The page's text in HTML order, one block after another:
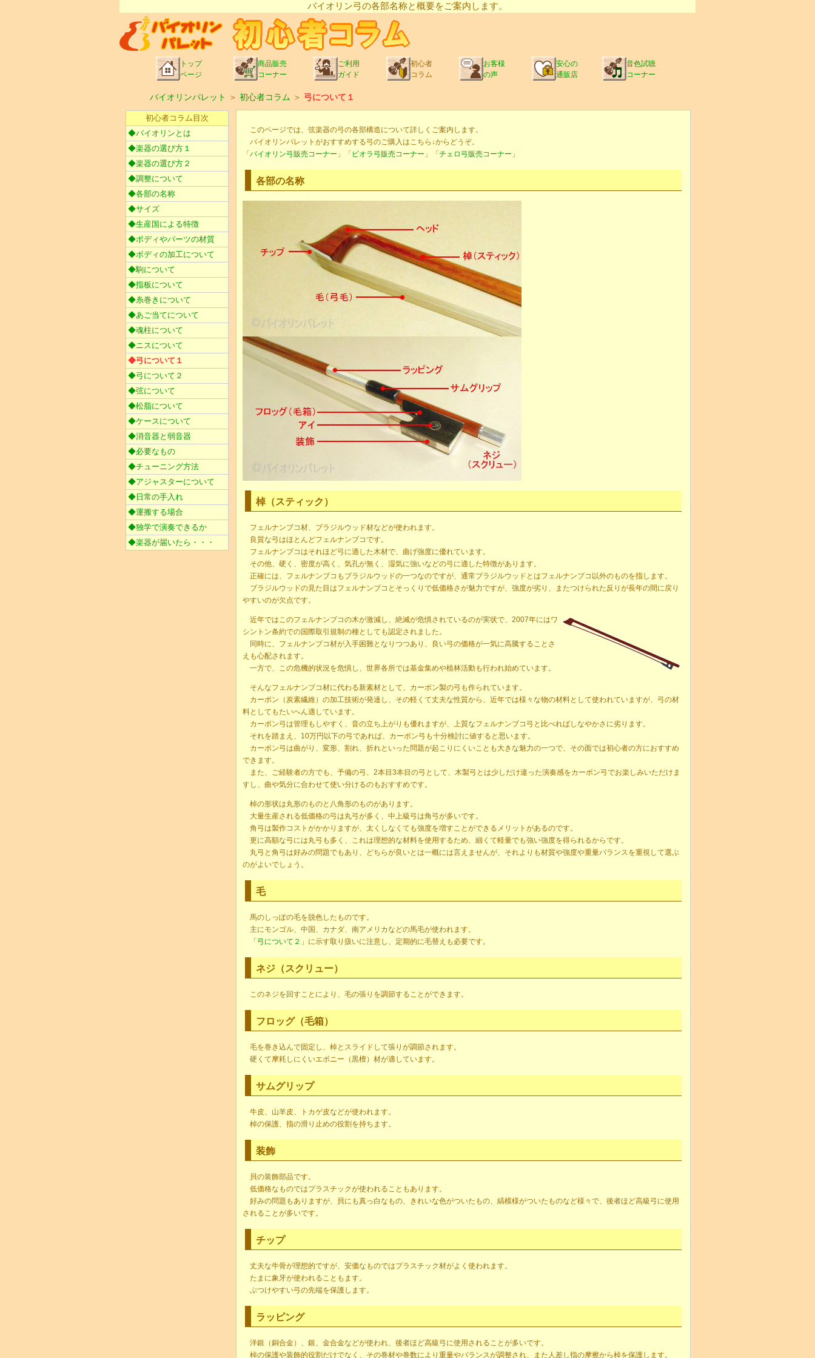
バイオリン弓の各部名称と概要をご案内します。
このページでは、弦楽器の弓の各部構造について詳しくご案内します。
バイオリンパレットがおすすめする弓のご購入はこちら↓からどうぞ。
「 バイオリン弓販売コーナー 」「 ビオラ弓販売コーナー 」「 チェロ弓販売コーナー 」
各部の名称
棹（スティック）
フェルナンブコ材、ブラジルウッド材などが使われます。
良質な弓はほとんどフェルナンブコです。
フェルナンブコはそれほど弓に適した木材で、曲げ強度に優れています。
その他、硬く、密度が高く、気孔が無く、湿気に強いなどの弓に適した特徴があります。
正確には、フェルナンブコもブラジルウッドの一つなのですが、通常ブラジルウッドとはフェルナンブコ以外のものを指します。
ブラジルウッドの見た目はフェルナンブコとそっくりで低価格さが魅力ですが、強度が劣り、またつけられた反りが長年の間に戻り
やすいのが欠点です。
近年ではこのフェルナンブコの木が激減し、絶滅が危惧されているのが実状で、2007年にはワ
シントン条約での国際取引規制の種としても認定されました。
同時に、フェルナンブコ材が入手困難となりつつあり、良い弓の価格が一気に高騰することさ
えも心配されます。
一方で、この危機的状況を危惧し、世界各所では基金集めや植林活動も行われ始めています。
そんなフェルナンブコ材に代わる新素材として、カーボン製の弓も作られています。
カーボン（炭素繊維）の加工技術が発達し、その軽くて丈夫な性質から、近年では様々な物の材料として使われていますが、弓の材
料としてもたいへん適しています。
カーボン弓は管理もしやすく、音の立ち上がりも優れますが、上質なフェルナンブコ弓と比べればしなやかさに劣ります。
それを踏まえ、10万円以下の弓であれば、カーボン弓も十分検討に値すると思います。
カーボン弓は曲がり、変形、割れ、折れといった問題が起こりにくいことも大きな魅力の一つで、その面では初心者の方におすすめ
できます。
また、ご経験者の方でも、予備の弓、2本目3本目の弓として、木製弓とは少しだけ違った演奏感をカーボン弓でお楽しみいただけま
すし、曲や気分に合わせて使い分けるのもおすすめです。
棹の形状は丸形のものと八角形のものがあります。
大量生産される低価格の弓は丸弓が多く、中上級弓は角弓が多いです。
角弓は製作コストがかかりますが、太くしなくても強度を増すことができるメリットがあるのです。
更に高額な弓には丸弓も多く、これは理想的な材料を使用するため、細くて軽量でも強い強度を得られるからです。
丸弓と角弓は好みの問題でもあり、どちらが良いとは一概には言えませんが、それよりも材質や強度や重量バランスを重視して選ぶ
のがよいでしょう。
毛
馬のしっぽの毛を脱色したものです。
主にモンゴル、中国、カナダ、南アメリカなどの馬毛が使われます。
「 弓について２ 」に示す取り扱いに注意し、定期的に毛替えも必要です。
ネジ（スクリュー）
このネジを回すことにより、毛の張りを調節することができます。
フロッグ（毛箱）
毛を巻き込んで固定し、棹とスライドして張りが調節されます。
硬くて摩耗しにくいエボニー（黒檀）材が適しています。
サムグリップ
牛皮、山羊皮、トカゲ皮などが使われます。
棹の保護、指の滑り止めの役割を持ちます。
装飾
貝の装飾部品です。
低価格なものではプラスチックが使われることもあります。
好みの問題もありますが、貝にも真っ白なもの、きれいな色がついたもの、縞模様がついたものなど様々で、後者ほど高級弓に使用
されることが多いです。
チップ
丈夫な牛骨が理想的ですが、安価なものではプラスチック材がよく使われます。
たまに象牙が使われることもます。
ぶつけやすい弓の先端を保護します。
ラッピング
洋銀（銅合金）、銀、金合金などが使われ、後者ほど高級弓に使用されることが多いです。
棹の保護や装飾的役割だけでなく、その巻材や巻数により重量やバランスが調整され、また人差し指の摩擦から棹を保護します。
初心者コラム目次
◆バイオリンとは
◆楽器の選び方１
◆楽器の選び方２
◆調整について
◆各部の名称
◆サイズ
◆生産国による特徴
◆ボディやパーツの材質
◆ボディの加工について
◆駒について
◆指板について
◆糸巻きについて
◆あご当てについて
◆魂柱について
◆ニスについて
◆弓について１
◆弓について２
◆弦について
◆松脂について
◆ケースについて
◆消音器と弱音器
◆必要なもの
◆チューニング方法
◆アジャスターについて
◆日常の手入れ
◆運搬する場合
◆独学で演奏できるか
◆楽器が届いたら・・・
バイオリンパレット ＞ 初心者コラム ＞ 弓について１
トップ
ページ
商品販売
コーナー
ご利用
ガイド
初心者
コラム
お客様
の声
安心の
通販店
音色試聴
コーナー